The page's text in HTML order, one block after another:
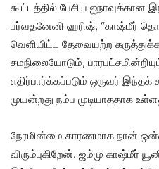
கூட்டத்தில் பேசிய ஐநாவுக்கான
பர்வதனேனி ஹரிஷ், “காஷ்மீர்
வெளியிட்ட தேவையற்ற
சமநிலையோடும்,
எதிர்பார்க்கப்படும் ஒருவர்
முயன்றது நம்ப முடியாததாக
நேரமின்மை காரணமாக நான்
விரும்புகிறேன். ஜம்மு காஷ்மீர்